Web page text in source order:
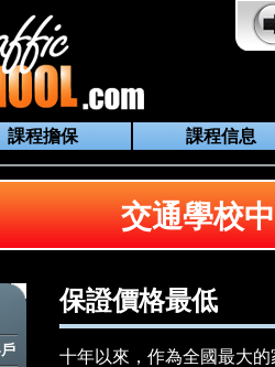
課程擔保 課程信息
交通學校
保證價格最低
十年以來，作為全國最大